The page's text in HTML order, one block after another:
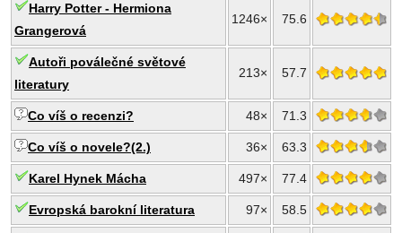
Harry Potter - Hermiona
Grangerová
1246× 75.6
Autoři poválečné světové
literatury
213× 57.7
Co víš o recenzi? 48× 71.3
Co víš o novele?(2.) 36× 63.3
Karel Hynek Mácha 497× 77.4
Evropská barokní literatura 97× 58.5